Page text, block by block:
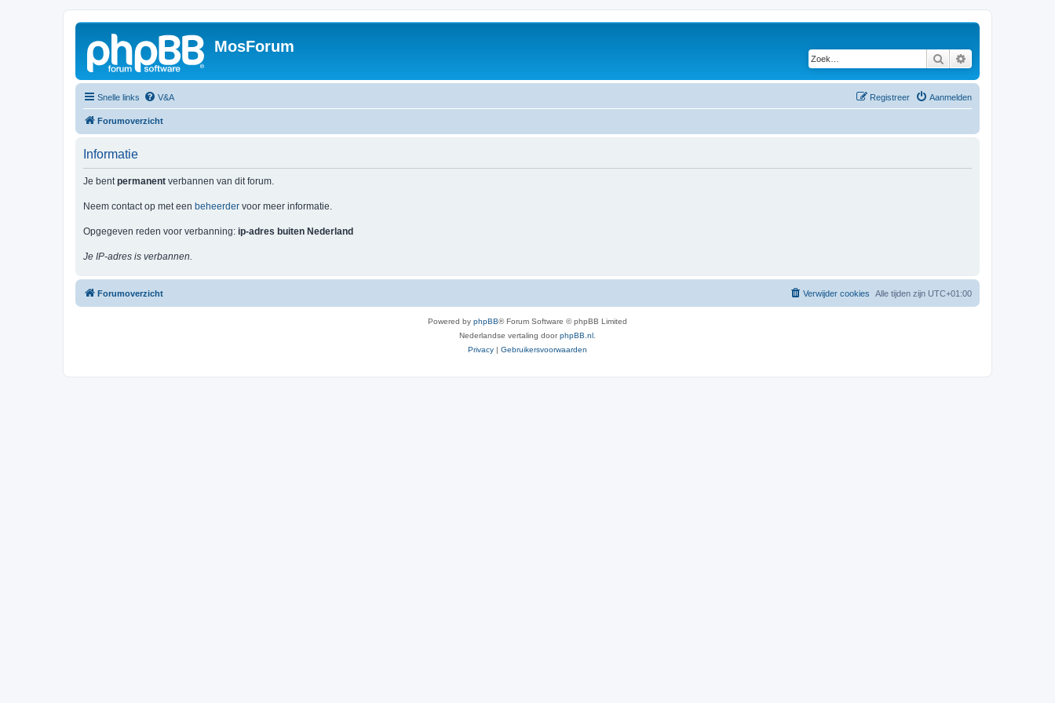
MosForum
Zoek
Snelle links V&A Aanmelden
Registreer
Forumoverzicht
Informatie
Je bentpermanent verbannen van dit forum.
Neem contact op met een beheerder voor meer informatie.
Opgegeven reden voor verbanning: ip-adres buiten Nederland
Je IP-adres is verbannen.
Forumoverzicht Alle tijden zijn UTC+01:00
Verwijder cookies
Powered by phpBB® Forum Software © phpBB Limited
Nederlandse vertaling doorphpBB.nl
Privacy | Gebruikersvoorwaarden